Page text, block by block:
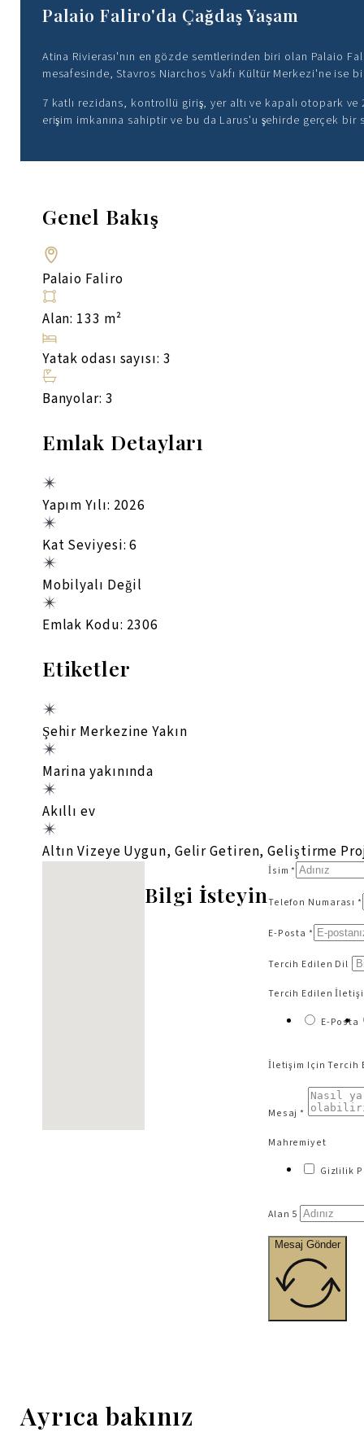
Palaio Faliro'da Çağdaş Yaşam
Atina Rivierası'nın en gözde semtlerinden biri olan Palaio
mesafesinde, Stavros Niarchos Vakfı Kültür Merkezi'ne ise
7 katlı rezidans, kontrollü giriş, yer altı ve kapalı otopark
erişim imkanına sahiptir ve bu da Larus'u şehirde gerçek bir
Genel Bakış
Palaio Faliro
Alan: 133 m²
Yatak odası sayısı: 3
Banyolar: 3
Emlak Detayları
Yapım Yılı: 2026
Kat Seviyesi: 6
Mobilyalı Değil
Emlak Kodu: 2306
Etiketler
Şehir Merkezine Yakın
Marina yakınında
Akıllı ev
Altın Vizeye Uygun, Gelir Getiren, Geliştirme
Bilgi İsteyin
İsim *
Telefon Numarası *
E-Posta *
Tercih Edilen Dil
Tercih Edilen
E-Posta
İletişim Için Tercih
Mesaj *
Mahremiyet
Gizlilik
Alan 5
Mesaj Gönder
Ayrıca bakınız